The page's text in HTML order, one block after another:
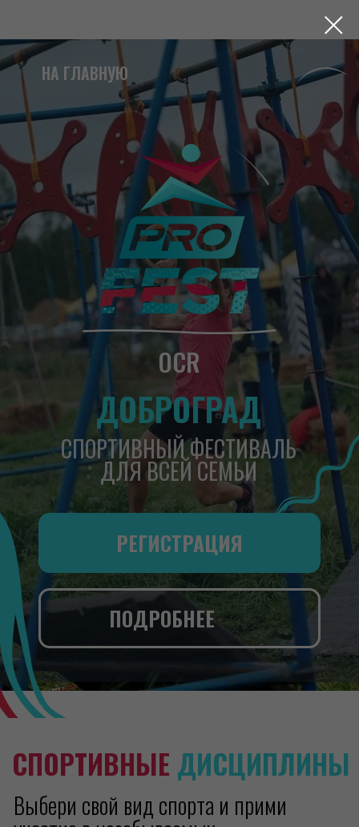
ПОДРОБНЕЕ
ДОБРОГРАД
СПОРТИВНЫЙ ФЕСТИВАЛЬ
ДЛЯ ВСЕЙ СЕМЬИ
OCR
НА ГЛАВНУЮ
СПОРТИВНЫЕДИСЦИПЛИНЫ
Выбери свой вид спорта и прими
участие в незабываемых
соревнованиях
Собери команду и пройди полосу препятствий. У тебя
есть на это 90 минут!
СПОРТ